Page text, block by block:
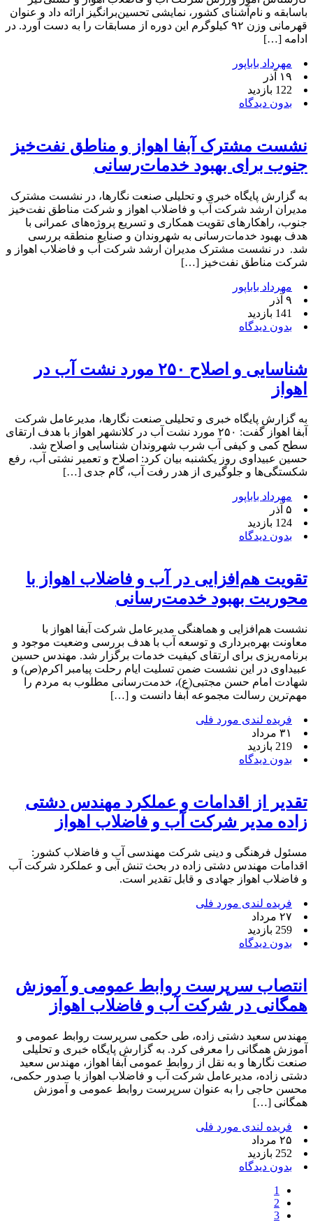
باسابقه و نام‌آشنای کشور، نمایشی تحسین‌برانگیز ارائه داد و عنوان
قهرمانی وزن ۹۲ کیلوگرم این دوره از مسابقات را به دست آورد. در
ادامه […]
مهرداد باباپور
۱۹ آذر
122 بازدید
بدون دیدگاه
نشست مشترک آبفا اهواز و مناطق نفت‌خیز
جنوب برای بهبود خدمات‌رسانی
به گزارش پایگاه خبری و تحلیلی صنعت نگارها، در نشست مشترک
مدیران ارشد شرکت آب و فاضلاب اهواز و شرکت مناطق نفت‌خیز
جنوب، راهکارهای تقویت همکاری و تسریع پروژه‌های عمرانی با
هدف بهبود خدمات‌رسانی به شهروندان و صنایع منطقه بررسی
شد. در نشست مشترک مدیران ارشد شرکت آب و فاضلاب اهواز و
شرکت مناطق نفت‌خیز […]
مهرداد باباپور
۹ آذر
141 بازدید
بدون دیدگاه
شناسایی و اصلاح ۲۵۰ مورد نشت آب در
اهواز
به گزارش پایگاه خبری و تحلیلی صنعت نگارها، مدیرعامل شرکت
آبفا اهواز گفت: ۲۵۰ مورد نشت آب در کلانشهر اهواز با هدف ارتقای
سطح کمی و کیفی آب شرب شهروندان شناسایی و اصلاح شد.
حسین عبیداوی روز یکشنبه بیان کرد: اصلاح و تعمیر نشتی آب، رفع
شکستگی‌ها و جلوگیری از هدر رفت آب، گام جدی […]
مهرداد باباپور
۵ آذر
124 بازدید
بدون دیدگاه
تقویت هم‌افزایی در آب و فاضلاب اهواز با
محوریت بهبود خدمت‌رسانی
نشست هم‌افزایی و هماهنگی مدیرعامل شرکت آبفا اهواز با
معاونت بهره‌برداری و توسعه آب با هدف بررسی وضعیت موجود و
برنامه‌ریزی برای ارتقای کیفیت خدمات برگزار شد. مهندس حسین
عبیداوی در این نشست ضمن تسلیت ایام رحلت پیامبر اکرم(ص) و
شهادت امام حسن مجتبی(ع)، خدمت‌رسانی مطلوب به مردم را
مهم‌ترین رسالت مجموعه آبفا دانست و […]
فریده لندی مورد فلی
۳۱ مرداد
219 بازدید
بدون دیدگاه
تقدیر از اقدامات و عملکرد مهندس دشتی
زاده مدیر شرکت آب و فاضلاب اهواز
مسئول فرهنگی و دینی شرکت مهندسی آب و فاضلاب کشور:
اقدامات مهندس دشتی زاده در بحث تنش آبی و عملکرد شرکت آب
و فاضلاب اهواز جهادی و قابل تقدیر است.
فریده لندی مورد فلی
۲۷ مرداد
259 بازدید
بدون دیدگاه
انتصاب سرپرست روابط عمومی و آموزش
همگانی در شرکت آب و فاضلاب اهواز
مهندس سعید دشتی زاده، طی حکمی سرپرست روابط عمومی و
آموزش همگانی را معرفی کرد. به گزارش پایگاه خبری و تحلیلی
صنعت نگارها و به نقل از روابط عمومی آبفا اهواز، مهندس سعید
دشتی زاده، مدیرعامل شرکت آب و فاضلاب اهواز با صدور حکمی،
محسن حاجی را به عنوان سرپرست روابط عمومی و آموزش
همگانی […]
فریده لندی مورد فلی
۲۵ مرداد
252 بازدید
بدون دیدگاه
1
2
3